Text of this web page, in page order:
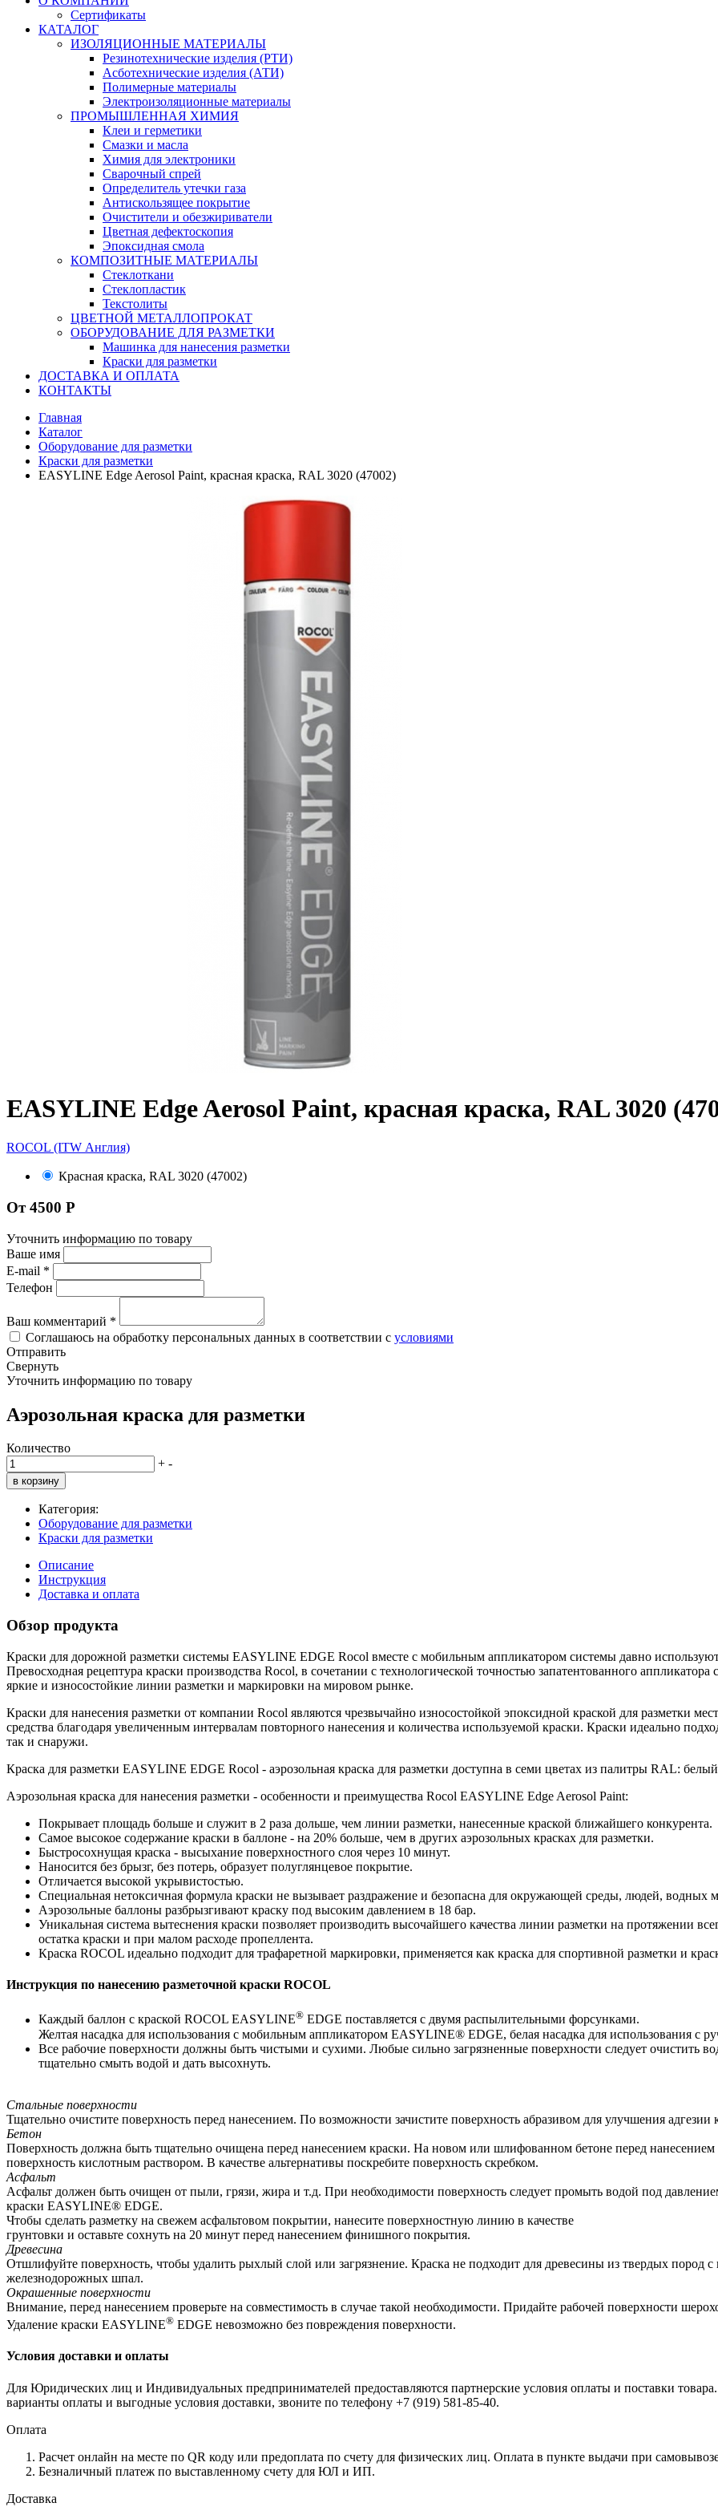
Сертификаты
КАТАЛОГ
ИЗОЛЯЦИОННЫЕ МАТЕРИАЛЫ
Резинотехнические изделия (РТИ)
Асботехнические изделия (АТИ)
Полимерные материалы
Электроизоляционные материалы
ПРОМЫШЛЕННАЯ ХИМИЯ
Клеи и герметики
Смазки и масла
Химия для электроники
Сварочный спрей
Определитель утечки газа
Антискользящее покрытие
Очистители и обезжириватели
Цветная дефектоскопия
Эпоксидная смола
КОМПОЗИТНЫЕ МАТЕРИАЛЫ
Стеклоткани
Стеклопластик
Текстолиты
ЦВЕТНОЙ МЕТАЛЛОПРОКАТ
ОБОРУДОВАНИЕ ДЛЯ РАЗМЕТКИ
Машинка для нанесения разметки
Краски для разметки
ДОСТАВКА И ОПЛАТА
КОНТАКТЫ
Главная
Каталог
Оборудование для разметки
Краски для разметки
EASYLINE Edge Aerosol Paint, красная краска, RAL 3020 (47002)
EASYLINE Edge Aerosol Paint, красная краска, RAL 3020
ROCOL (ITW Англия)
Красная краска, RAL 3020 (47002)
От 4500 Р
Уточнить информацию по товару
Ваше имя
E-mail *
Телефон
Ваш комментарий *
Соглашаюсь на обработку персональных данных в соответствии с условиями
Отправить
Свернуть
Уточнить информацию по товару
Аэрозольная краска для разметки
Количество
+ -
в корзину
Категория:
Оборудование для разметки
Краски для разметки
Описание
Инструкция
Доставка и оплата
Обзор продукта
Краски для дорожной разметки системы EASYLINE EDGE Rocol вместе с мобильным аппликатором системы давно
Превосходная рецептура краски производства Rocol, в сочетании с технологической точностью запатентованного
яркие и износостойкие линии разметки и маркировки на мировом рынке.
Краски для нанесения разметки от компании Rocol являются чрезвычайно износостойкой эпоксидной краской для разметки
средства благодаря увеличенным интервалам повторного нанесения и количества используемой краски. Краски идеально
так и снаружи.
Краска для разметки EASYLINE EDGE Rocol - аэрозольная краска для разметки доступна в семи цветах из палитры RAL:
Аэрозольная краска для нанесения разметки - особенности и преимущества Rocol EASYLINE Edge Aerosol Paint:
Покрывает площадь больше и служит в 2 раза дольше, чем линии разметки, нанесенные краской ближайшего конкурента.
Самое высокое содержание краски в баллоне - на 20% больше, чем в других аэрозольных красках для разметки.
Быстросохнущая краска - высыхание поверхностного слоя через 10 минут.
Наносится без брызг, без потерь, образует полуглянцевое покрытие.
Отличается высокой укрывистостью.
Специальная нетоксичная формула краски не вызывает раздражение и безопасна для окружающей среды, людей,
Аэрозольные баллоны разбрызгивают краску под высоким давлением в 18 бар.
Уникальная система вытеснения краски позволяет производить высочайшего качества линии разметки на протяжении
остатка краски и при малом расходе пропеллента.
Краска ROCOL идеально подходит для трафаретной маркировки, применяется как краска для спортивной разметки и
Инструкция по нанесению разметочной краски ROCOL
Каждый баллон с краской ROCOL EASYLINE® EDGE поставляется с двумя распылительными форсунками.
Желтая насадка для использования с мобильным аппликатором EASYLINE® EDGE, белая насадка для использования с
Все рабочие поверхности должны быть чистыми и сухими. Любые сильно загрязненные поверхности следует
тщательно смыть водой и дать высохнуть.
Стальные поверхности
Тщательно очистите поверхность перед нанесением. По возможности зачистите поверхность абразивом для улучшения адгезии
Бетон
Поверхность должна быть тщательно очищена перед нанесением краски. На новом или шлифованном бетоне перед
поверхность кислотным раствором. В качестве альтернативы поскребите поверхность скребком.
Асфальт
Асфальт должен быть очищен от пыли, грязи, жира и т.д. При необходимости поверхность следует промыть водой под
краски EASYLINE® EDGE.
Чтобы сделать разметку на свежем асфальтовом покрытии, нанесите поверхностную линию в качестве
грунтовки и оставьте сохнуть на 20 минут перед нанесением финишного покрытия.
Древесина
Отшлифуйте поверхность, чтобы удалить рыхлый слой или загрязнение. Краска не подходит для древесины из твердых
железнодорожных шпал.
Окрашенные поверхности
Внимание, перед нанесением проверьте на совместимость в случае такой необходимости. Придайте рабочей поверхности
Удаление краски EASYLINE® EDGE невозможно без повреждения поверхности.
Условия доставки и оплаты
Для Юридических лиц и Индивидуальных предпринимателей предоставляются партнерские условия оплаты и поставки
варианты оплаты и выгодные условия доставки, звоните по телефону +7 (919) 581-85-40.
Оплата
Расчет онлайн на месте по QR коду или предоплата по счету для физических лиц. Оплата в пункте выдачи при
Безналичный платеж по выставленному счету для ЮЛ и ИП.
Доставка